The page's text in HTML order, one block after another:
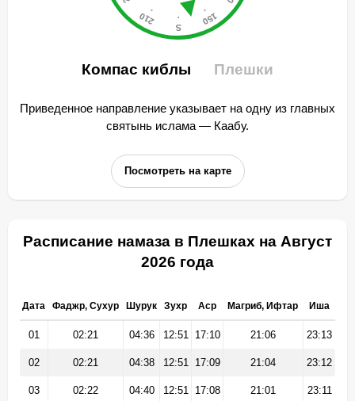
Компас киблы Плешки
Приведенное направление указывает на одну из главных
святынь ислама — Каабу.
Посмотреть на карте
Расписание намаза в Плешках на Август
2026 года
Дата Фаджр, Сухур Шурук Зухр Аср Магриб, Ифтар Иша
01 02:21 04:36 12:51 17:10 21:06 23:13
02 02:21 04:38 12:51 17:09 21:04 23:12
03 02:22 04:40 12:51 17:08 21:01 23:11